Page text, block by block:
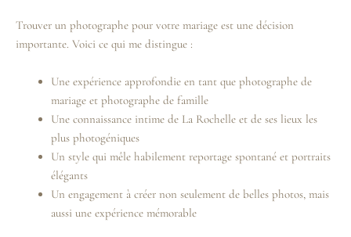
Trouver un photographe pour votre mariage est une décision
importante. Voici ce qui me distingue :
Une expérience approfondie en tant que photographe de
mariage et photographe de famille
Une connaissance intime de La Rochelle et de ses lieux les
plus photogéniques
Un style qui mêle habilement reportage spontané et portraits
élégants
Un engagement à créer non seulement de belles photos, mais
aussi une expérience mémorable